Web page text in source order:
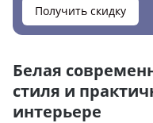
Получить скидку
Белая
стиля и
интерьере